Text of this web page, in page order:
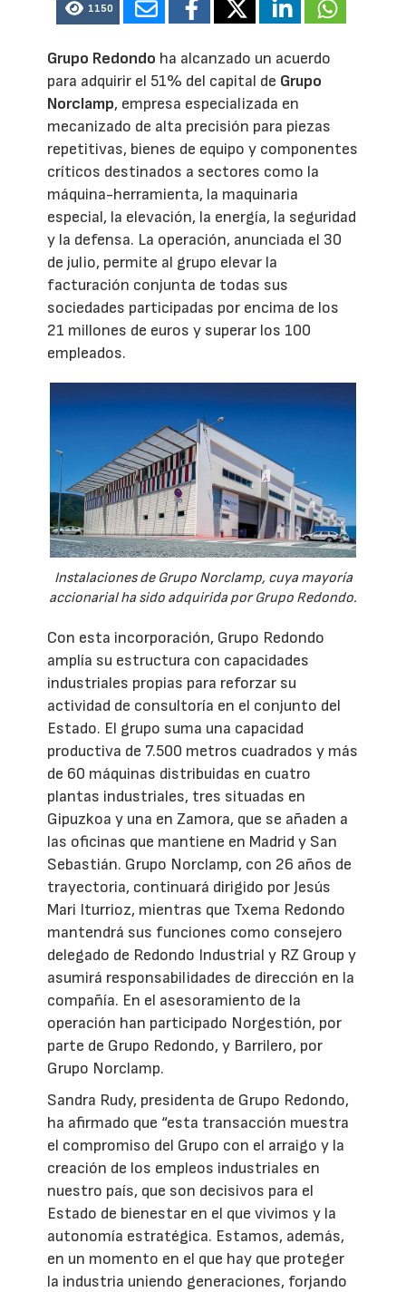
1150
Grupo Redondo ha alcanzado un acuerdo
para adquirir el 51% del capital de Grupo
Norclamp, empresa especializada en
mecanizado de alta precisión para piezas
repetitivas, bienes de equipo y componentes
críticos destinados a sectores como la
máquina-herramienta, la maquinaria
especial, la elevación, la energía, la seguridad
y la defensa. La operación, anunciada el 30
de julio, permite al grupo elevar la
facturación conjunta de todas sus
sociedades participadas por encima de los
21 millones de euros y superar los 100
empleados.
Instalaciones de Grupo Norclamp, cuya mayoría
accionarial ha sido adquirida por Grupo Redondo.
Con esta incorporación, Grupo Redondo
amplía su estructura con capacidades
industriales propias para reforzar su
actividad de consultoría en el conjunto del
Estado. El grupo suma una capacidad
productiva de 7.500 metros cuadrados y más
de 60 máquinas distribuidas en cuatro
plantas industriales, tres situadas en
Gipuzkoa y una en Zamora, que se añaden a
las oficinas que mantiene en Madrid y San
Sebastián. Grupo Norclamp, con 26 años de
trayectoria, continuará dirigido por Jesús
Mari Iturrioz, mientras que Txema Redondo
mantendrá sus funciones como consejero
delegado de Redondo Industrial y RZ Group y
asumirá responsabilidades de dirección en la
compañía. En el asesoramiento de la
operación han participado Norgestión, por
parte de Grupo Redondo, y Barrilero, por
Grupo Norclamp.
Sandra Rudy, presidenta de Grupo Redondo,
ha afirmado que “esta transacción muestra
el compromiso del Grupo con el arraigo y la
creación de los empleos industriales en
nuestro país, que son decisivos para el
Estado de bienestar en el que vivimos y la
autonomía estratégica. Estamos, además,
en un momento en el que hay que proteger
la industria uniendo generaciones, forjando